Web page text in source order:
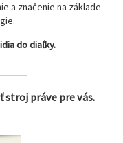
a značenie na základe
do diaľky.
stroj práve pre vás.